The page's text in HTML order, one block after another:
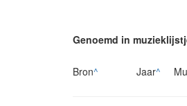
Genoemd in
Bron^ Jaar^